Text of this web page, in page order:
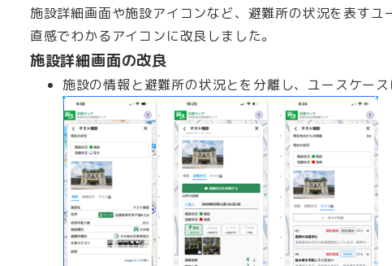
施設詳細画面や施設アイコンなど、避難所の状況を表す
直感でわかるアイコンに改良しました。
施設詳細画面の改良
施設の情報と避難所の状況とを分離し、ユースケー